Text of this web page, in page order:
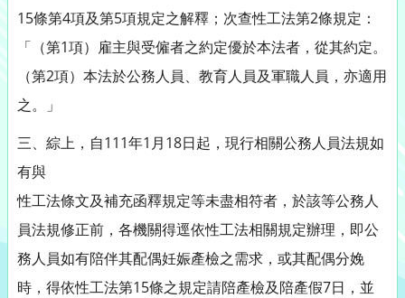
15條第4項及第5項規定之解釋；次查性工法第2條規定：
「（第1項）雇主與受僱者之約定優於本法者，從其約定。
（第2項）本法於公務人員、教育人員及軍職人員，亦適用
之。」
三、綜上，自111年1月18日起，現行相關公務人員法規如
有與
性工法條文及補充函釋規定等未盡相符者，於該等公務人
員法規修正前，各機關得逕依性工法相關規定辦理，即公
務人員如有陪伴其配偶妊娠產檢之需求，或其配偶分娩
時，得依性工法第15條之規定請陪產檢及陪產假7日，並